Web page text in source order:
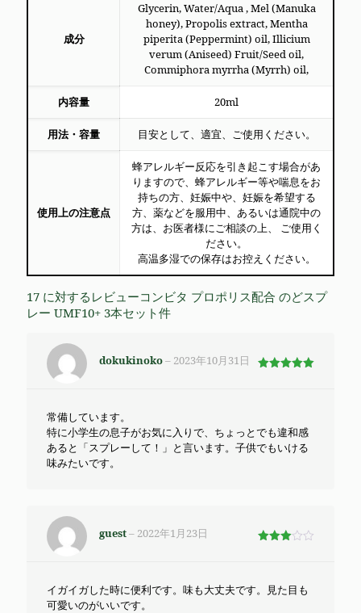
成分
Glycerin, Water/Aqua , Mel (Manuka
honey), Propolis extract, Mentha
piperita (Peppermint) oil, Illicium
verum (Aniseed) Fruit/Seed oil,
Commiphora myrrha (Myrrh) oil,
内容量 20ml
用法・容量 目安として、適宜、ご使用ください。
使用上の注意点
蜂アレルギー反応を引き起こす場合があ
りますので、蜂アレルギー等や喘息をお
持ちの方、妊娠中や、妊娠を希望する
方、薬などを服用中、あるいは通院中の
方は、お医者様にご相談の上、 ご使用く
ださい。
高温多湿での保存はお控えください。
17 に対するレビューコンビタ プロポリス配合 のどスプ
レー UMF10+ 3本セット件
dokukinoko– 2023年10月31日
常備しています。
特に小学生の息子がお気に入りで、ちょっとでも違和感
あると「スプレーして！」と言います。子供でもいける
味みたいです。
guest– 2022年1月23日
イガイガした時に便利です。味も大丈夫です。見た目も
可愛いのがいいです。